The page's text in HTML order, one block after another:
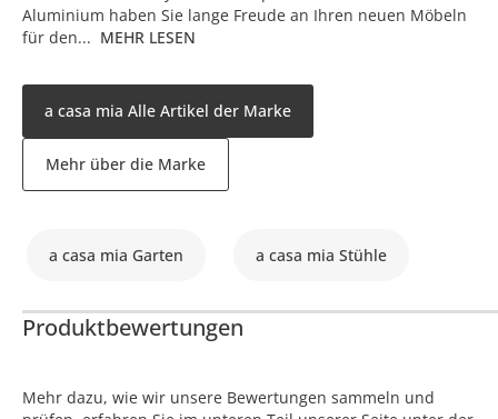
Aluminium haben Sie lange Freude an Ihren neuen Möbeln
für den... MEHR LESEN
a casa mia Alle Artikel der Marke
Mehr über die Marke
a casa mia Garten a casa mia Stühle
Produktbewertungen
Mehr dazu, wie wir unsere Bewertungen sammeln und